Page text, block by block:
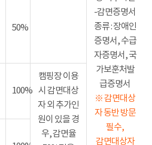
-감면증명서
종류 : 장애인
증명서, 수급
자증명서, 국
가보훈처발
급증명서
※ 감면대상
자 동반 방문
필수,
감면대상자
50%
100%
캠핑장 이용
시 감면대상
자 외 추가인
원이 있을 경
우, 감면율